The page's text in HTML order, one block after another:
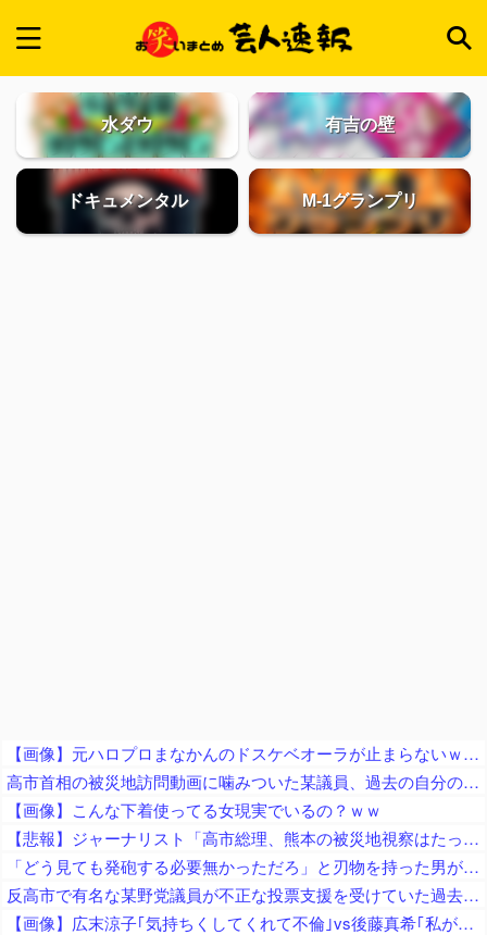
水ダウ 有吉の壁
ドキュメンタル M-1グランプリ
【画像】元ハロプロまなかんのドスケベオーラが止まらないｗｗｗｗ
高市首相の被災地訪問動画に噛みついた某議員、過去の自分のやらかしを速攻で掘り起こされてしまい……
【画像】こんな下着使ってる女現実でいるの？ｗｗ
【悲報】ジャーナリスト「高市総理、熊本の被災地視察はたったの3分！」 → ライブ動画で19分超の滞在が発覚 ｗｗｗｗｗｗｗｗｗｗｗｗｗｗｗ
「どう見ても発砲する必要無かっただろ」と刃物を持った男が撃たれた事件に左派が激怒、発砲した警察は何か勘違いしてねえか？
反高市で有名な某野党議員が不正な投票支援を受けていた過去が発掘、「説明責任があるのでは？」と揶揄されており……
【画像】広末涼子｢気持ちくしてくれて不倫｣vs後藤真希｢私がゴマキ不倫｣